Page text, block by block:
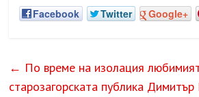
Facebook Twitter Google+
← По време на изолация
старозагорската публика Димитър